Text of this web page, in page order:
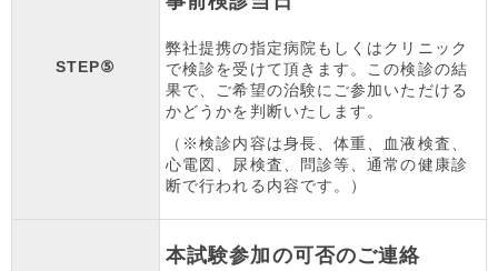
STEP⑤
弊社提携の指定病院もしくはクリニック
で検診を受けて頂きます。この検診の結
果で、ご希望の治験にご参加いただける
かどうかを判断いたします。
（※検診内容は身長、体重、血液検査、
心電図、尿検査、問診等、通常の健康診
断で行われる内容です。）
本試験参加の可否のご連絡